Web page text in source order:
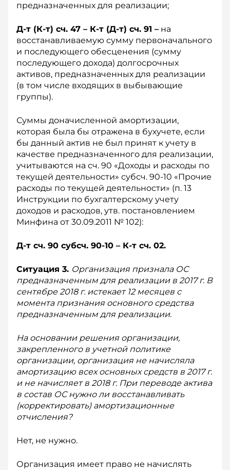
предназначенных для реализации;
Д-т (К-т) сч. 47 – К-т (Д-т) сч. 91 – на
восстанавливаемую сумму первоначального
и последующего обесценения (сумму
последующего дохода) долгосрочных
активов, предназначенных для реализации
(в том числе входящих в выбывающие
группы).
Суммы доначисленной амортизации,
которая была бы отражена в бухучете, если
бы данный актив не был принят к учету в
качестве предназначенного для реализации,
учитываются на сч. 90 «Доходы и расходы по
текущей деятельности» субсч. 90-10 «Прочие
расходы по текущей деятельности» (п. 13
Инструкции по бухгалтерскому учету
доходов и расходов, утв. постановлением
Минфина от 30.09.2011 № 102):
Д-т сч. 90 субсч. 90-10 – К-т сч. 02.
Ситуация 3. Организация признала ОС
предназначенным для реализации в 2017 г. В
сентябре 2018 г. истекает 12 месяцев с
момента признания основного средства
предназначенным для реализации.
На основании решения организации,
закрепленного в учетной политике
организации, организация не начисляла
амортизацию всех основных средств в 2017 г.
и не начисляет в 2018 г. При переводе актива
в состав ОС нужно ли восстанавливать
(корректировать) амортизационные
отчисления?
Нет, не нужно.
Организация имеет право не начислять